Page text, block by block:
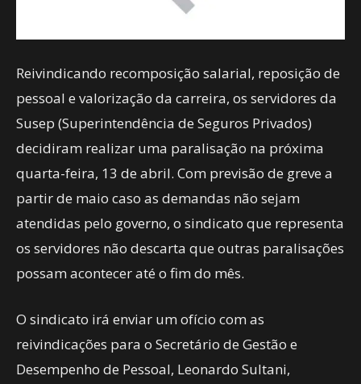
Reivindicando recomposição salarial, reposição de
pessoal e valorização da carreira, os servidores da
Susep (Superintendência de Seguros Privados)
decidiram realizar uma paralisação na próxima
quarta-feira, 13 de abril. Com previsão de greve a
partir de maio caso as demandas não sejam
atendidas pelo governo, o sindicato que representa
os servidores não descarta que outras paralisações
possam acontecer até o fim do mês.
O sindicato irá enviar um ofício com as
reivindicações para o Secretário de Gestão e
Desempenho de Pessoal, Leonardo Sultani,